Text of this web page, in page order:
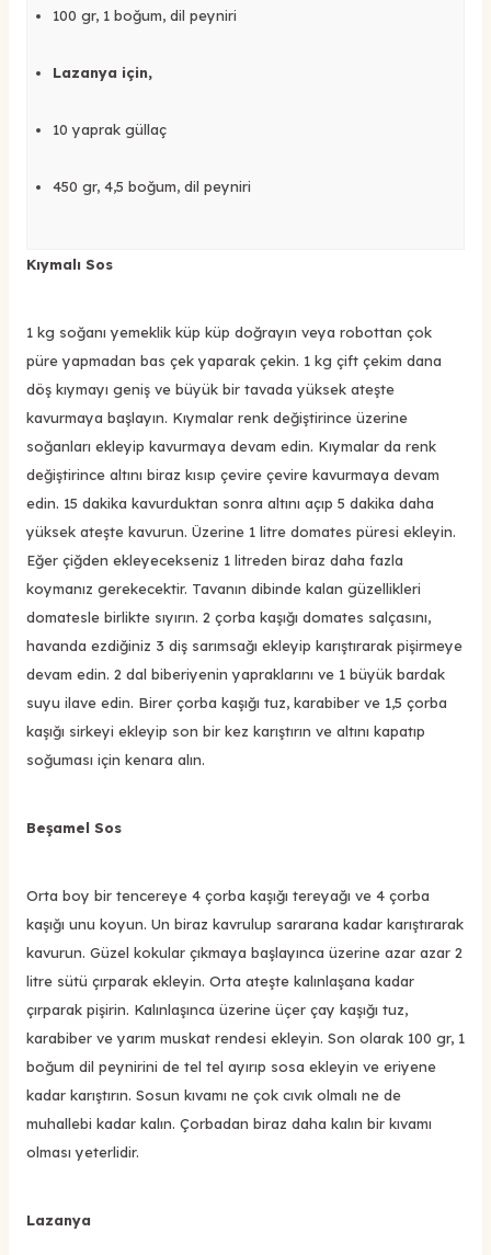
100 gr, 1 boğum, dil peyniri
Lazanya için,
10 yaprak güllaç
450 gr, 4,5 boğum, dil peyniri
Kıymalı Sos
1 kg soğanı yemeklik küp küp doğrayın veya robottan çok
püre yapmadan bas çek yaparak çekin. 1 kg çift çekim dana
döş kıymayı geniş ve büyük bir tavada yüksek ateşte
kavurmaya başlayın. Kıymalar renk değiştirince üzerine
soğanları ekleyip kavurmaya devam edin. Kıymalar da renk
değiştirince altını biraz kısıp çevire çevire kavurmaya devam
edin. 15 dakika kavurduktan sonra altını açıp 5 dakika daha
yüksek ateşte kavurun. Üzerine 1 litre domates püresi ekleyin.
Eğer çiğden ekleyecekseniz 1 litreden biraz daha fazla
koymanız gerekecektir. Tavanın dibinde kalan güzellikleri
domatesle birlikte sıyırın. 2 çorba kaşığı domates salçasını,
havanda ezdiğiniz 3 diş sarımsağı ekleyip karıştırarak pişirmeye
devam edin. 2 dal biberiyenin yapraklarını ve 1 büyük bardak
suyu ilave edin. Birer çorba kaşığı tuz, karabiber ve 1,5 çorba
kaşığı sirkeyi ekleyip son bir kez karıştırın ve altını kapatıp
soğuması için kenara alın.
Beşamel Sos
Orta boy bir tencereye 4 çorba kaşığı tereyağı ve 4 çorba
kaşığı unu koyun. Un biraz kavrulup sararana kadar karıştırarak
kavurun. Güzel kokular çıkmaya başlayınca üzerine azar azar 2
litre sütü çırparak ekleyin. Orta ateşte kalınlaşana kadar
çırparak pişirin. Kalınlaşınca üzerine üçer çay kaşığı tuz,
karabiber ve yarım muskat rendesi ekleyin. Son olarak 100 gr, 1
boğum dil peynirini de tel tel ayırıp sosa ekleyin ve eriyene
kadar karıştırın. Sosun kıvamı ne çok cıvık olmalı ne de
muhallebi kadar kalın. Çorbadan biraz daha kalın bir kıvamı
olması yeterlidir.
Lazanya